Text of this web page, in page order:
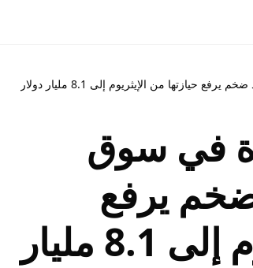
من الإيثريوم إلى 8.1 مليار دولار
في سوق
ضخم يرفع
حيازتها من الإيثريوم إلى 8.1 مليار